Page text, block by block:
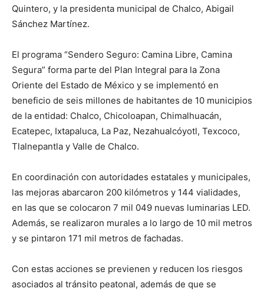
Quintero, y la presidenta municipal de Chalco, Abigail
Sánchez Martínez.
El programa “Sendero Seguro: Camina Libre, Camina
Segura” forma parte del Plan Integral para la Zona
Oriente del Estado de México y se implementó en
beneficio de seis millones de habitantes de 10 municipios
de la entidad: Chalco, Chicoloapan, Chimalhuacán,
Ecatepec, Ixtapaluca, La Paz, Nezahualcóyotl, Texcoco,
Tlalnepantla y Valle de Chalco.
En coordinación con autoridades estatales y municipales,
las mejoras abarcaron 200 kilómetros y 144 vialidades,
en las que se colocaron 7 mil 049 nuevas luminarias LED.
Además, se realizaron murales a lo largo de 10 mil metros
y se pintaron 171 mil metros de fachadas.
Con estas acciones se previenen y reducen los riesgos
asociados al tránsito peatonal, además de que se